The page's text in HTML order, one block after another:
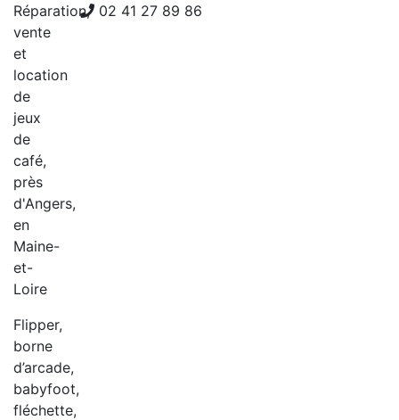
Réparation,
vente
et
location
de
jeux
de
café,
près
d'Angers,
en
Maine-
et-
Loire
02 41 27 89 86
Flipper,
borne
d’arcade,
babyfoot,
fléchette,